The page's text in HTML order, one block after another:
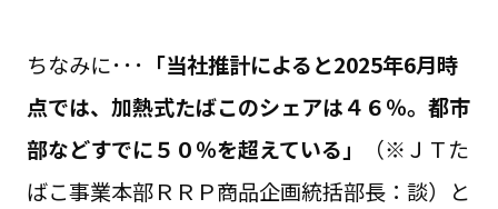
ちなみに･･･ 「当社推計によると2025年6月時
点では、加熱式たばこのシェアは４６％。都市
部などすでに５０％を超えている」
（※ＪＴた
ばこ事業本部ＲＲＰ商品企画統括部長：談）と